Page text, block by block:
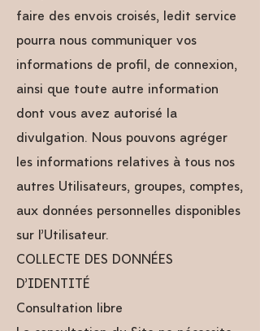
faire des envois croisés, ledit service
pourra nous communiquer vos
informations de profil, de connexion,
ainsi que toute autre information
dont vous avez autorisé la
divulgation. Nous pouvons agréger
les informations relatives à tous nos
autres Utilisateurs, groupes, comptes,
aux données personnelles disponibles
sur l’Utilisateur.
COLLECTE DES DONNÉES
D’IDENTITÉ
Consultation libre